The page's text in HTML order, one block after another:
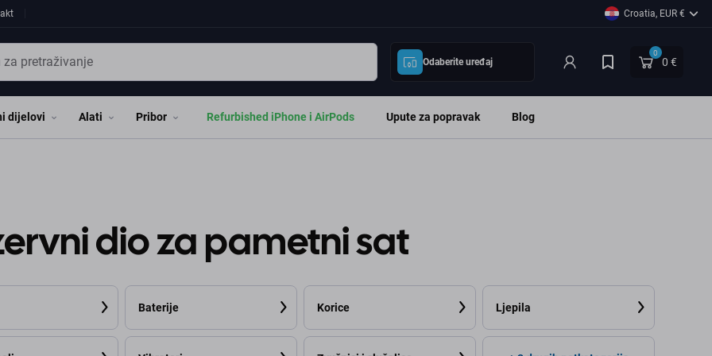
Croatia, EUR €
Odaberite uređaj
0
0 €
dijelovi Alati Pribor Refurbished iPhone i AirPods Upute za popravak Blog
dio za pametni sat
Baterije Korice Ljepila